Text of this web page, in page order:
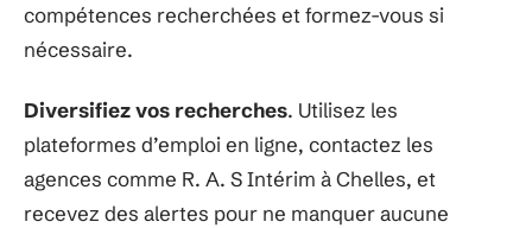
compétences recherchées et formez-vous si
nécessaire.
Diversifiez vos recherches. Utilisez les
plateformes d’emploi en ligne, contactez les
agences comme R. A. S Intérim à Chelles, et
recevez des alertes pour ne manquer aucune